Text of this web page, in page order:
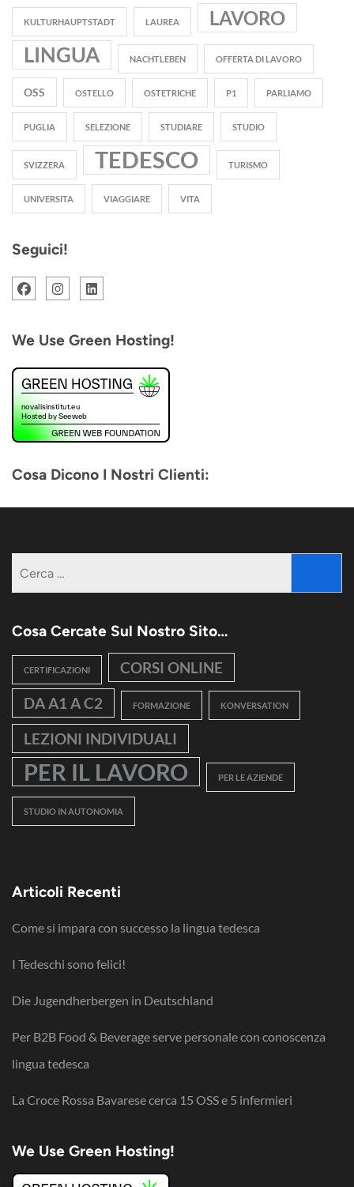
KULTURHAUPTSTADT LAUREA LAVORO
LINGUA NACHTLEBEN OFFERTA DI LAVORO
OSS OSTELLO OSTETRICHE P1 PARLIAMO
PUGLIA SELEZIONE STUDIARE STUDIO
SVIZZERA TEDESCO TURISMO
UNIVERSITA VIAGGIARE VITA
Seguici!
We Use Green Hosting!
Cosa Dicono I Nostri Clienti:
per:
Cosa Cercate Sul Nostro Sito…
CERTIFICAZIONI
CORSI ONLINE
DA A1 A C2
FORMAZIONE KONVERSATION
LEZIONI INDIVIDUALI
PER IL LAVORO PER LE AZIENDE
STUDIO IN AUTONOMIA
Articoli Recenti
Come si impara con successo la lingua tedesca
I Tedeschi sono felici!
Die Jugendherbergen in Deutschland
Per B2B Food & Beverage serve personale con conoscenza
lingua tedesca
La Croce Rossa Bavarese cerca 15 OSS e 5 infermieri
We Use Green Hosting!